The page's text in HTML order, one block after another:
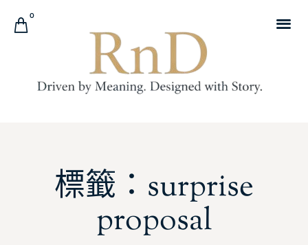
0
標籤：surprise
proposal